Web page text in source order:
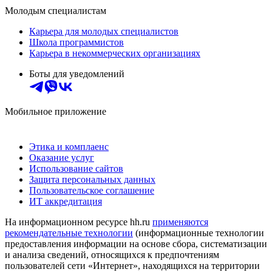
Молодым специалистам
Карьера для молодых специалистов
Школа программистов
Карьера в некоммерческих организациях
Боты для уведомлений
Мобильное приложение
Этика и комплаенс
Оказание услуг
Использование сайтов
Защита персональных данных
Пользовательское соглашение
ИТ аккредитация
На информационном ресурсе hh.ru применяются
рекомендательные технологии (информационные технологии
предоставления информации на основе сбора, систематизации
и анализа сведений, относящихся к предпочтениям
пользователей сети «Интернет», находящихся на территории